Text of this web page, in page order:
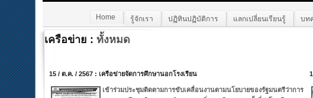
Home รู้จักเรา ปฏิทินปฏิบัติการ แลกเปลี่ยนเรียนรู้ บท
เครือข่าย : ทั้งหมด
15 / ต.ค. / 2567 : เครือข่ายจัดการศึกษานอกโรงเรียน
เข้าร่วมประชุมติดตามการขับเคลื่อนงานตามนโยบายของรัฐมนตรีว่าการ